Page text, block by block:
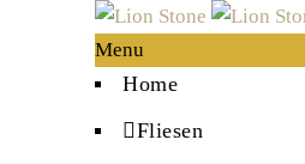
Menu
Home
Fliesen